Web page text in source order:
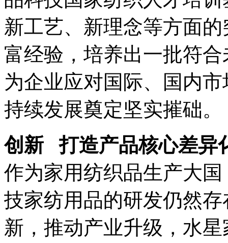
新工艺、新理念等方面
富经验，培养出一批符
为企业应对国际、国内
持续发展奠定坚实摧础。
创新 打造产品核心差异
作为家用纺织品生产大
技家纺用品的研发仍然
新，推动产业升级，水